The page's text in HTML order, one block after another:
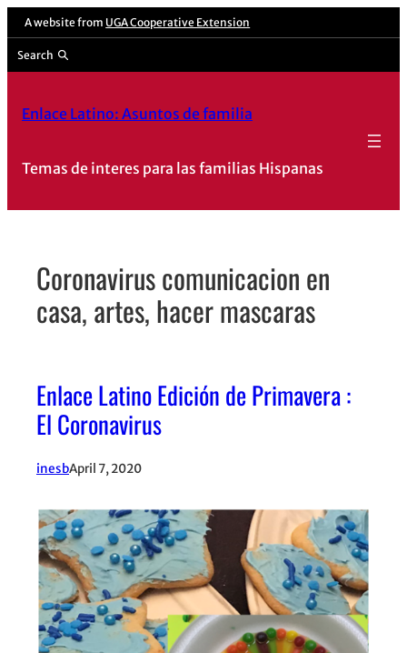
Skip
content
A website from UGA Cooperative Extension
Search
Enlace Latino: Asuntos de familia
Temas de interes para las familias Hispanas
Coronavirus comunicacion en
casa, artes, hacer mascaras
Enlace Latino Edición de Primavera :
El Coronavirus
inesbApril 7, 2020